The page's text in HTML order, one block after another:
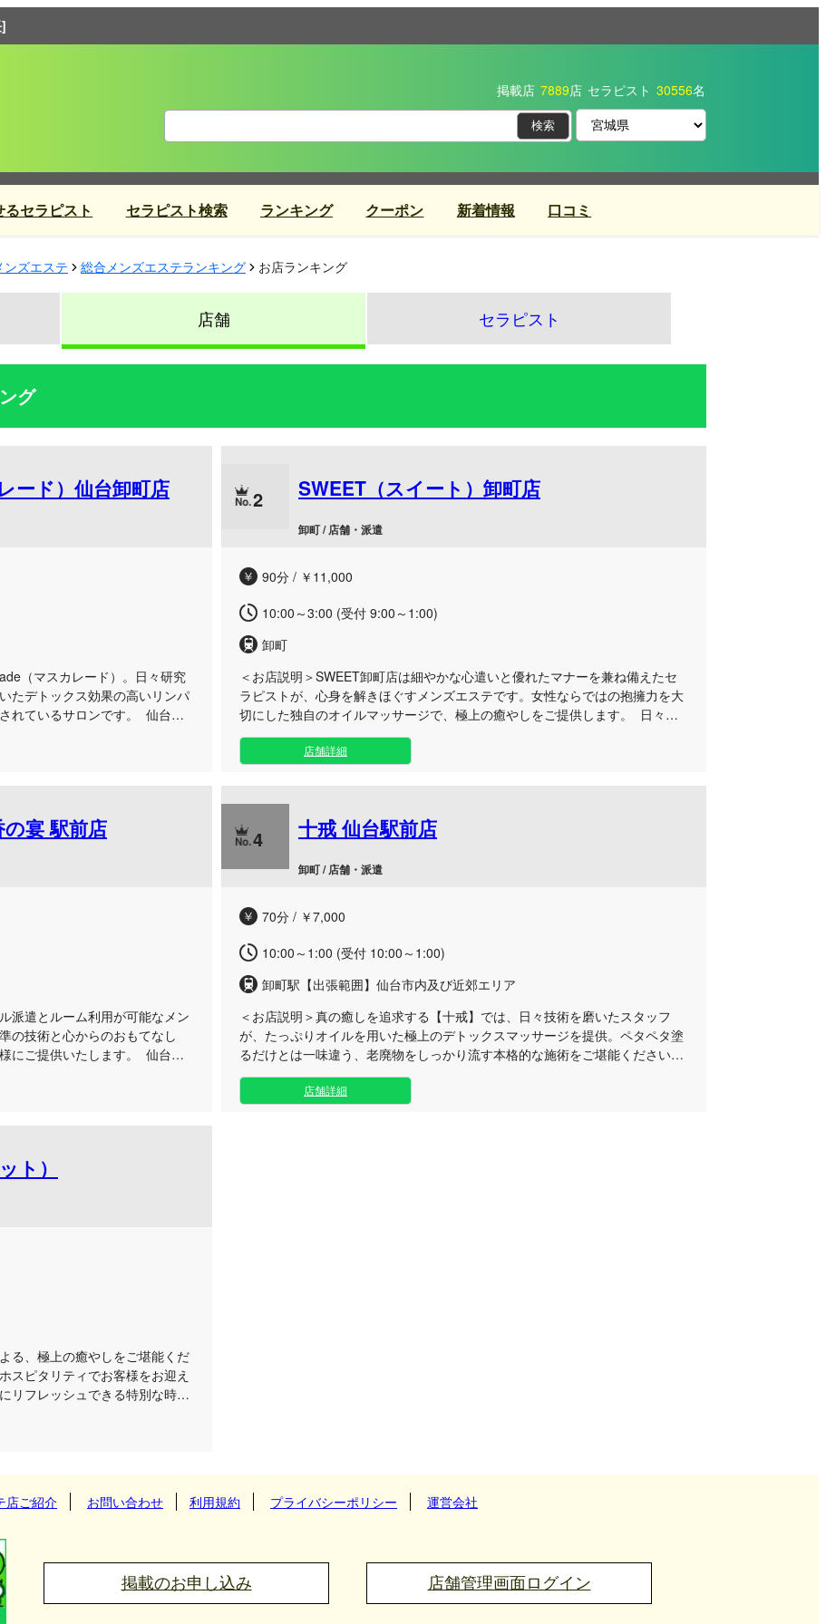
掲載店 7889店 セラピスト 30556名
セラピスト セラピスト検索 ランキング クーポン 新着情報 口コミ
ンズエステ 総合メンズエステランキング お店ランキング
店舗 セラピスト
グ
ード）仙台卸町店
（マスカレード）。日々研究
たデトックス効果の高いリンパ
れているサロンです。 仙台卸
フレッシュしたい大人の方に
しております。 当店の強みは、
っかり流してデトックスを促
ご褒美など、心身を癒やしたい
へお越しの際は、ぜひ当店の
2 SWEET（スイート）卸町店
卸町 / 店舗・派遣
90分 / ￥11,000
10:00～3:00 (受付 9:00～1:00)
卸町
＜お店説明＞SWEET卸町店は細やかな心遣いと優れたマナーを兼ね備えたセ
ラピストが、心身を解きほぐすメンズエステです。女性ならではの抱擁力を大
切にした独自のオイルマッサージで、極上の癒やしをご提供します。 日々の
ストレスや疲れを忘れてリフレッシュしたい大人の男性に向けて、アクセスも
便利な卸町エリアの落ち着いたルームや出張施術にて極上の時間をお届けしま
ど、ご都合に合わせてセラピストとの楽しい会話や丁寧なおもてなしに身を委
ね、心身ともに安らぐひと時をご堪能ください。
店舗詳細
宴 駅前店
派遣とルーム利用が可能なメン
の技術と心からのおもてなし
にご提供いたします。 仙台へ
ら静かに解放されたい大人の
アクセス良好な「駅前店」のく
ちていくような至福のトリー
ご堪能ください。お仕事が終
フレッシュにもご利用いただ
時間で、心身ともに満たされ
4 十戒 仙台駅前店
卸町 / 店舗・派遣
70分 / ￥7,000
10:00～1:00 (受付 10:00～1:00)
卸町駅【出張範囲】仙台市内及び近郊エリア
＜お店説明＞真の癒しを追求する【十戒】では、日々技術を磨いたスタッフ
が、たっぷりオイルを用いた極上のデトックスマッサージを提供。ペタペタ塗
るだけとは一味違う、老廃物をしっかり流す本格的な施術をご堪能ください。
アクセス抜群な仙台駅前のルームにて、皆様をお待ちしております。心からリ
ラックスできる落ち着いた空間は、日々の疲れを癒やしたい大人の方に最適。
店舗詳細
ト）
る、極上の癒やしをご堪能くだ
スピタリティでお客様をお迎え
リフレッシュできる特別な時間
スマンの方や、日々の疲れを
室のプライベート空間で、周り
くつろぎください。ちょっと元
、さまざまなシーンでご利用い
店ご紹介 お問い合わせ 利用規約 プライバシーポリシー 運営会社
掲載のお申し込み 店舗管理画面ログイン